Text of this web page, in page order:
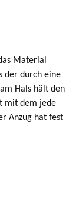
Material
der durch eine
Hals hält den
mit dem jede
Anzug hat fest